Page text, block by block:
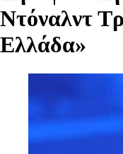
Ντόναλντ
Ελλάδα»